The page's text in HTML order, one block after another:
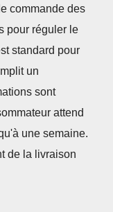
commande des
pour réguler le
standard pour
un
sont
attend
une semaine.
de la livraison